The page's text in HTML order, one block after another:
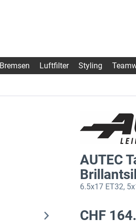
Bremsen Luftfilter Styling
AUTEC
6.5x17 ET32,
CHF